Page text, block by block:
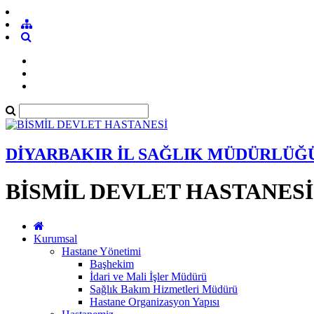
DİYARBAKIR İL SAĞLIK
BİSMİL DEVLET HASTANESİ
Kurumsal
Hastane Yönetimi
Başhekim
İdari ve Mali İşler Müdürü
Sağlık Bakım Hizmetleri Müdürü
Hastane Organizasyon Yapısı